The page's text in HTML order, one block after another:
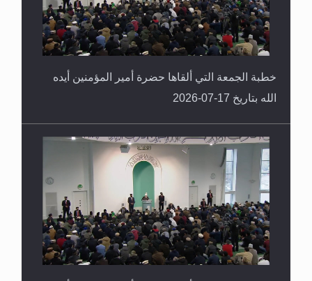
خطبة الجمعة التي ألقاها حضرة أمير المؤمنين أيده
الله بتاريخ 17-07-2026